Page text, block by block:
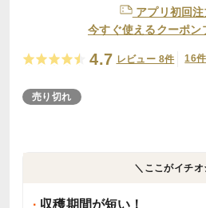
アプリ初回注
今すぐ使えるクーポン
4.7 レビュー 8件 16
売り切れ
＼ここがイチオ
収穫期間が短い！